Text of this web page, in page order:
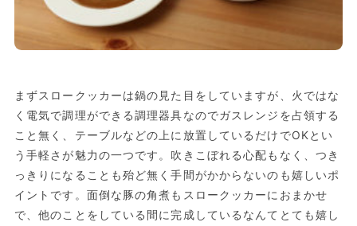
まずスロークッカーは鍋の見た目をしていますが、火ではな
く電気で調理ができる調理器具なのでガスレンジを占領する
こと無く、テーブルなどの上に放置しているだけでOKとい
う手軽さが魅力の一つです。吹きこぼれる心配もなく、つき
っきりになることも殆ど無く手間がかからないのも嬉しいポ
イントです。面倒な豚の角煮もスロークッカーにおまかせ
で、他のことをしている間に完成しているなんてとても嬉し